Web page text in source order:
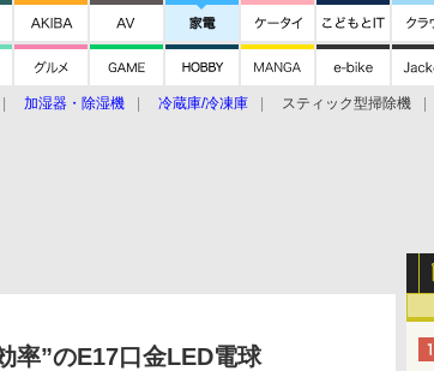
加湿器・除湿機 冷蔵庫/冷凍庫 スティック型掃除機
率”のE17口金LED電球